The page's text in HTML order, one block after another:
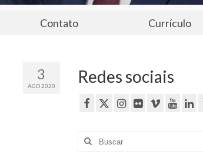
Contato Currículo
3
AGO 2020 Redes sociais
Buscar